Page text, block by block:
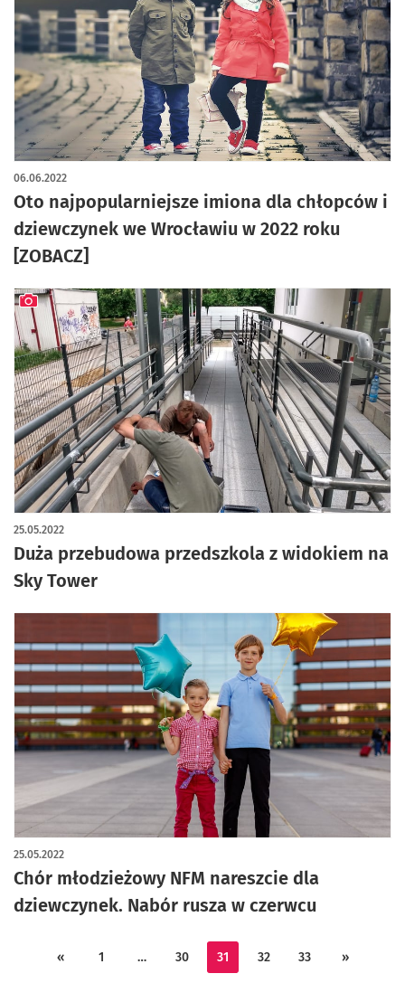
Oto najpopularniejsze imiona dla chłopców i
dziewczynek we Wrocławiu w 2022 roku
[ZOBACZ]
06.06.2022
Duża przebudowa przedszkola z widokiem na
Sky Tower
25.05.2022
artykuł z galerią zdjęć
Chór młodzieżowy NFM nareszcie dla
dziewczynek. Nabór rusza w czerwcu
25.05.2022
« 1 … 30 31 32 33 »